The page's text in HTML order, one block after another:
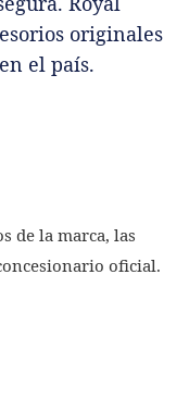
originales
el país.
de la marca, las
oficial.